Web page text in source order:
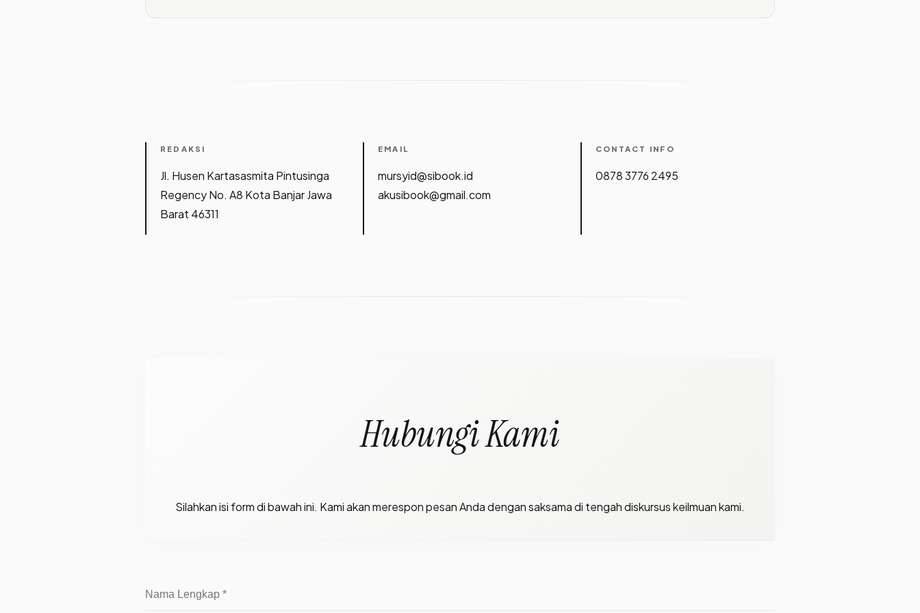
REDAKSI
Jl. Husen Kartasasmita Pintusinga
Regency No. A8 Kota Banjar Jawa
Barat 46311
EMAIL
mursyid@sibook.id
akusibook@gmail.com
CONTACT INFO
0878 3776 2495
Hubungi Kami
Silahkan isi form di bawah ini. Kami akan merespon pesan Anda dengan saksama di tengah diskursus keilmuan kami.